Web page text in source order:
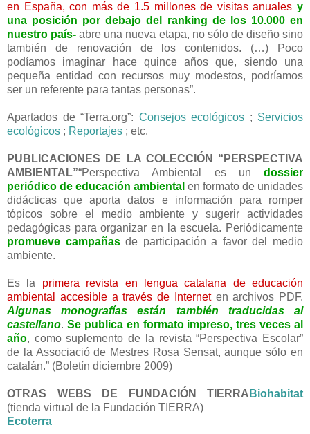
en España, con más de 1.5 millones de visitas anuales y
una posición por debajo del ranking de los 10.000 en
nuestro país- abre una nueva etapa, no sólo de diseño sino
también de renovación de los contenidos. (…) Poco
podíamos imaginar hace quince años que, siendo una
pequeña entidad con recursos muy modestos, podríamos
ser un referente para tantas personas”.
Apartados de “Terra.org”: Consejos ecológicos ; Servicios
ecológicos ; Reportajes ; etc.
PUBLICACIONES DE LA COLECCIÓN “PERSPECTIVA
AMBIENTAL”“Perspectiva Ambiental es un dossier
periódico de educación ambiental en formato de unidades
didácticas que aporta datos e información para romper
tópicos sobre el medio ambiente y sugerir actividades
pedagógicas para organizar en la escuela. Periódicamente
promueve campañasde participación a favor del medio
ambiente.
Es la primera revista en lengua catalana de educación
ambiental accesible a través de Interneten archivos PDF.
Algunas monografías están también traducidas al
castellano. Se publica en formato impreso, tres veces al
año, como suplemento de la revista “Perspectiva Escolar”
de la Associació de Mestres Rosa Sensat, aunque sólo en
catalán.” (Boletín diciembre 2009)
OTRAS WEBS DE FUNDACIÓN TIERRA Biohabitat
(tienda virtual de la Fundación TIERRA)
Ecoterra